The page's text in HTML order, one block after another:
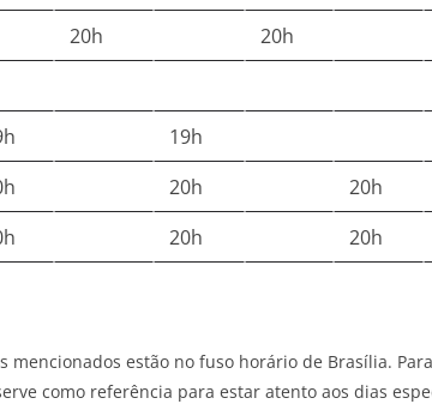
20h
20h
19h
20h
20h
20h 20h
estão no fuso horário de Brasília.
como referência para estar atento aos dias